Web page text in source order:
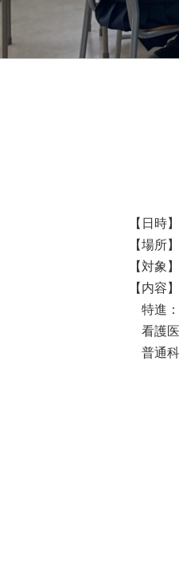
【日時
【場所
【対
【内容
特進：
看護医
普通科